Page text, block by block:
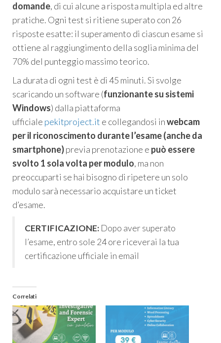
domande, di cui alcune a risposta multipla ed altre
pratiche. Ogni test si ritiene superato con 26
risposte esatte: il superamento di ciascun esame si
ottiene al raggiungimento della soglia minima del
70% del punteggio massimo teorico.
La durata di ogni test è di 45 minuti. Si svolge
scaricando un software (funzionante su sistemi
Windows) dalla piattaforma
ufficiale pekitproject.it e collegandosi inwebcam
per il riconoscimento durante l’esame (anche da
smartphone)previa prenotazione e può essere
svolto 1 sola volta per modulo, ma non
preoccuparti se hai bisogno di ripetere un solo
modulo sarà necessario acquistare un ticket
d’esame.
CERTIFICAZIONE: Dopo aver superato
l’esame, entro sole 24 ore riceverai la tua
certificazione ufficiale in email
Correlati